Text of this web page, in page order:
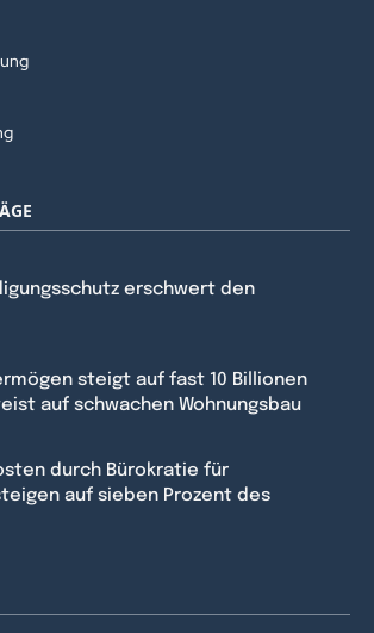
erschwert den
steigt auf fast 10 Billionen
auf schwachen Wohnungsbau
durch Bürokratie für
auf sieben Prozent des